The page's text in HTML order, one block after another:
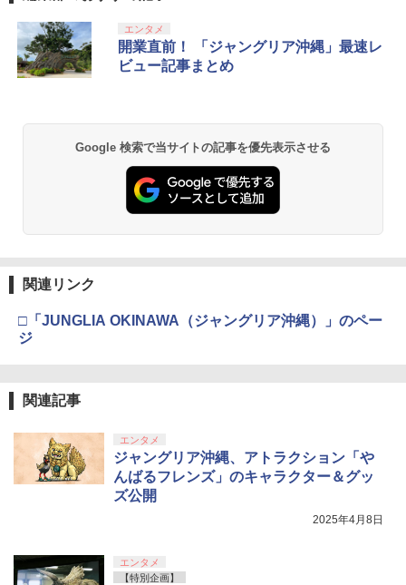
エンタメ
開業直前！ 「ジャングリア沖縄」最速レ
ビュー記事まとめ
Google 検索で当サイトの記事を優先表示させる
関連リンク
□「JUNGLIA OKINAWA（ジャングリア沖縄）」のペー
ジ
関連記事
エンタメ
ジャングリア沖縄、アトラクション「や
んばるフレンズ」のキャラクター＆グッ
ズ公開
2025年4月8日
エンタメ
【特別企画】